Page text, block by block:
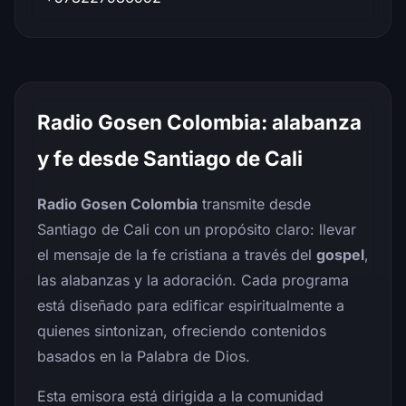
Radio Gosen Colombia: alabanza
y fe desde Santiago de Cali
Radio Gosen Colombia transmite desde
Santiago de Cali con un propósito claro: llevar
el mensaje de la fe cristiana a través del gospel,
las alabanzas y la adoración. Cada programa
está diseñado para edificar espiritualmente a
quienes sintonizan, ofreciendo contenidos
basados en la Palabra de Dios.
Esta emisora está dirigida a la comunidad